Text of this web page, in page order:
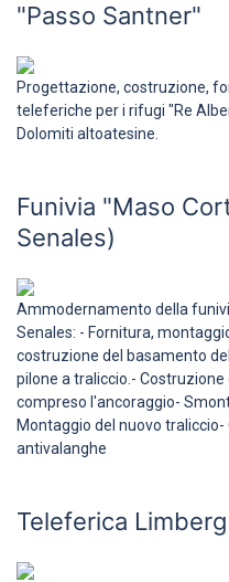
"Passo Santner"
Progettazione, costruzione,
teleferiche per i rifugi "Re
Dolomiti altoatesine.
Funivia "Maso
Senales)
Ammodernamento della
Senales: - Fornitura,
costruzione del basamento
pilone a traliccio.-
compreso l'ancoraggio-
Montaggio del nuovo
antivalanghe
Teleferica